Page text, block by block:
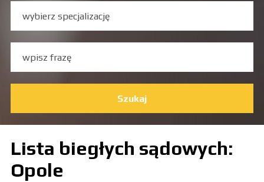
Szukaj
Lista biegłych sądowych:
Opole